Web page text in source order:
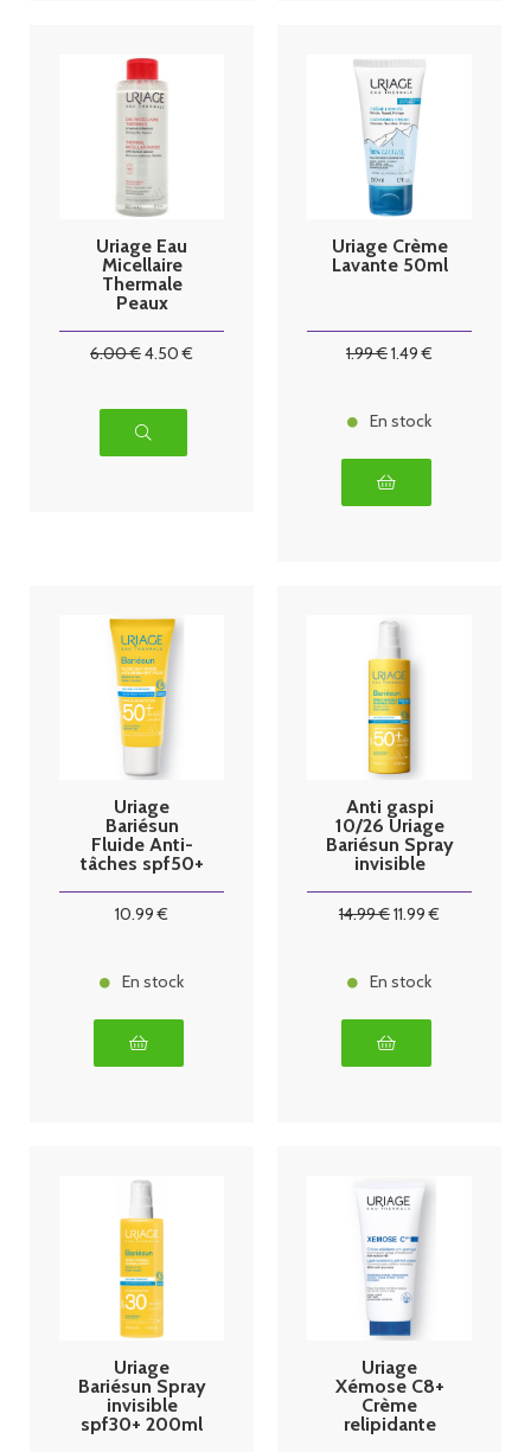
Uriage Eau
Micellaire
Thermale
Peaux
6.00€4.50 €
Uriage Crème
Lavante 50ml
1.99€1.49 €
En stock
Uriage
Bariésun
Fluide Anti-
tâches spf50+
10.99 €
En stock
Anti gaspi
10/26 Uriage
Bariésun Spray
invisible
14.99€11.99 €
En stock
Uriage
Bariésun Spray
invisible
spf30+ 200ml
Uriage
Xémose C8+
Crème
relipidante